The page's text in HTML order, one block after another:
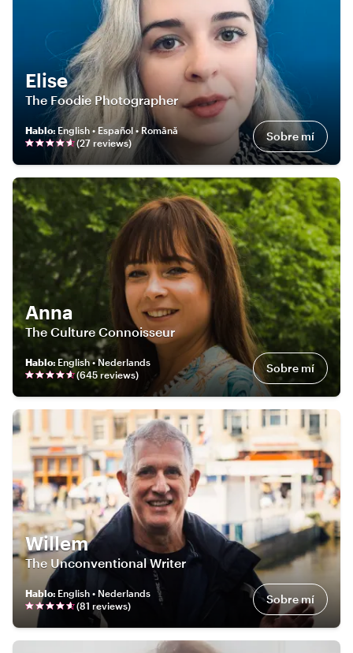
Elise
The Foodie Photographer
Hablo: English • Español • Română
(27 reviews) Sobre mí
Anna
The Culture Connoisseur
Hablo: English • Nederlands
(645 reviews) Sobre mí
Willem
The Unconventional Writer
Hablo: English • Nederlands
(81 reviews) Sobre mí